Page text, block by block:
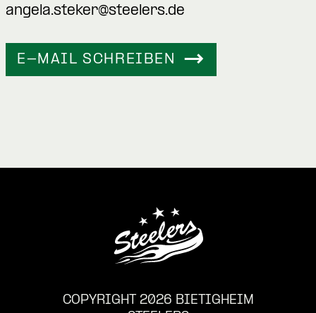
angela.steker@steelers.de
E-MAIL SCHREIBEN
COPYRIGHT 2026 BIETIGHEIM